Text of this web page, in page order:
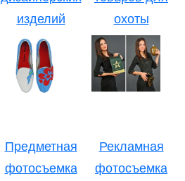
изделий
охоты
Предметная
фотосъемка
Рекламная
фотосъемка